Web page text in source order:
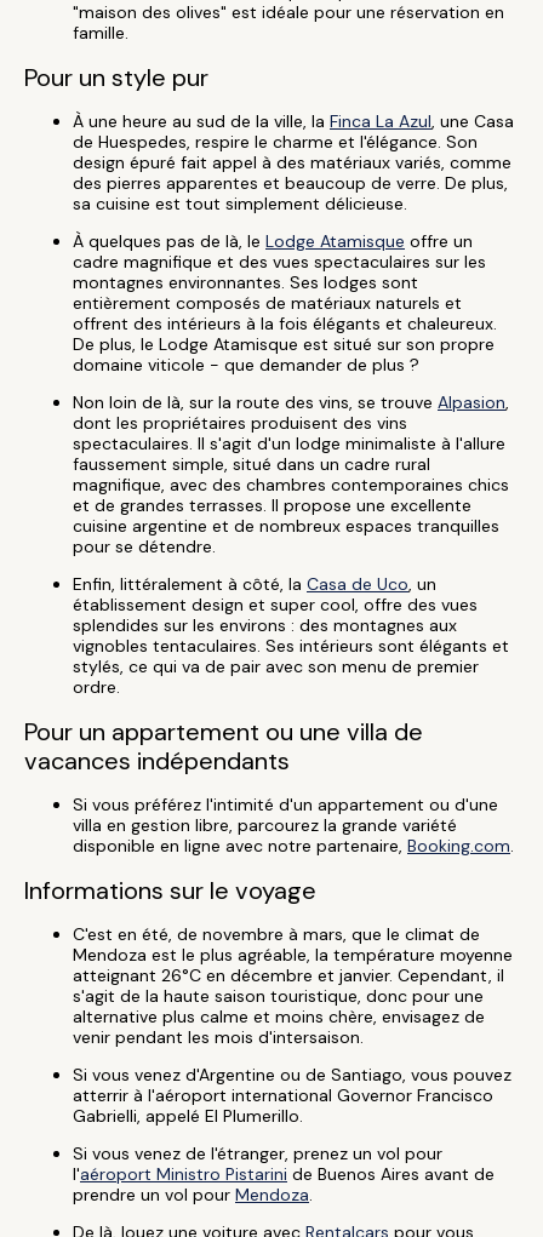
"maison des olives" est idéale pour une réservation en
famille.
Pour un style pur
À une heure au sud de la ville, la Finca La Azul, une Casa
de Huespedes, respire le charme et l'élégance. Son
design épuré fait appel à des matériaux variés, comme
des pierres apparentes et beaucoup de verre. De plus,
sa cuisine est tout simplement délicieuse.
À quelques pas de là, le Lodge Atamisque offre un
cadre magnifique et des vues spectaculaires sur les
montagnes environnantes. Ses lodges sont
entièrement composés de matériaux naturels et
offrent des intérieurs à la fois élégants et chaleureux.
De plus, le Lodge Atamisque est situé sur son propre
domaine viticole - que demander de plus ?
Non loin de là, sur la route des vins, se trouve Alpasion,
dont les propriétaires produisent des vins
spectaculaires. Il s'agit d'un lodge minimaliste à l'allure
faussement simple, situé dans un cadre rural
magnifique, avec des chambres contemporaines chics
et de grandes terrasses. Il propose une excellente
cuisine argentine et de nombreux espaces tranquilles
pour se détendre.
Enfin, littéralement à côté, la Casa de Uco, un
établissement design et super cool, offre des vues
splendides sur les environs : des montagnes aux
vignobles tentaculaires. Ses intérieurs sont élégants et
stylés, ce qui va de pair avec son menu de premier
ordre.
Pour un appartement ou une villa de
vacances indépendants
Si vous préférez l'intimité d'un appartement ou d'une
villa en gestion libre, parcourez la grande variété
disponible en ligne avec notre partenaire, Booking.com.
Informations sur le voyage
C'est en été, de novembre à mars, que le climat de
Mendoza est le plus agréable, la température moyenne
atteignant 26°C en décembre et janvier. Cependant, il
s'agit de la haute saison touristique, donc pour une
alternative plus calme et moins chère, envisagez de
venir pendant les mois d'intersaison.
Si vous venez d'Argentine ou de Santiago, vous pouvez
atterrir à l'aéroport international Governor Francisco
Gabrielli, appelé El Plumerillo.
Si vous venez de l'étranger, prenez un vol pour
l'aéroport Ministro Pistarini de Buenos Aires avant de
prendre un vol pour Mendoza.
De là, louez une voiture avec Rentalcars pour vous